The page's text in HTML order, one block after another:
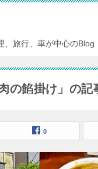
、旅行、車が中心のBlog
の餡掛け」の記
0